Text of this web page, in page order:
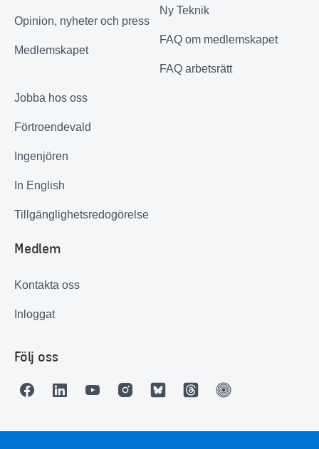
Opinion, nyheter och press
Medlemskapet
Ny Teknik
FAQ om medlemskapet
FAQ arbetsrätt
Jobba hos oss
Förtroendevald
Ingenjören
In English
Tillgänglighetsredogörelse
Medlem
Kontakta oss
Inloggat
Följ oss